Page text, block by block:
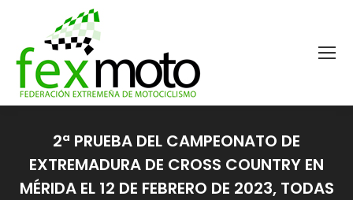
2ª PRUEBA DEL CAMPEONATO DE
EXTREMADURA DE CROSS COUNTRY EN
MÉRIDA EL 12 DE FEBRERO DE 2023, TODAS